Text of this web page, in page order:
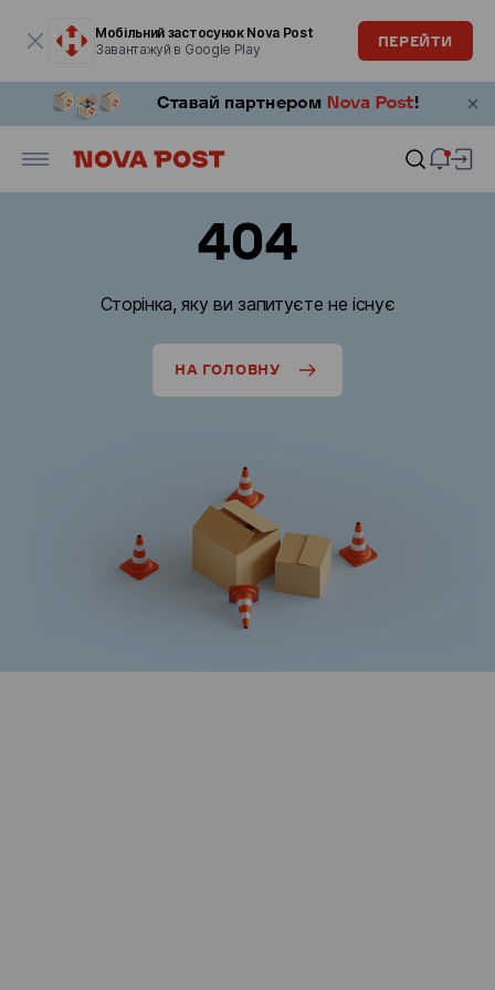
Мобільний застосунок Nova Post
Завантажуй в Google Play
ПЕРЕЙТИ
404
Сторінка, яку ви запитуєте не існує
НА ГОЛОВНУ